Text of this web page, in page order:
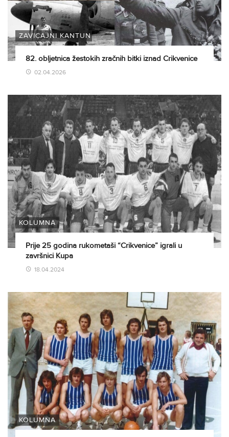
ZAVIČAJNI KANTUN
82. obljetnica žestokih zračnih bitki iznad Crikvenice
02.04.2026
KOLUMNA
Prije 25 godina rukometaši “Crikvenice” igrali u
završnici Kupa
18.04.2024
KOLUMNA